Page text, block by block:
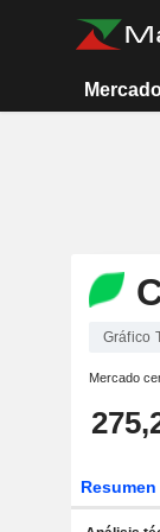
Gráfico
Mercado
Resumen